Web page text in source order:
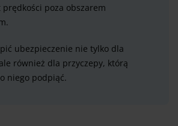
poza obszarem
ubezpieczenie nie tylko dla
również dla przyczepy, którą
niego podpiąć.